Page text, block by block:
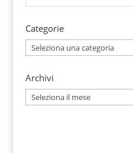
Categorie
Categorie
Archivi
Archivi